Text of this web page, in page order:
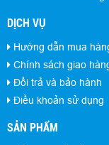
DỊCH VỤ
Hướng dẫn mua
Chính sách giao
Đổi trả và bảo hành
Điều khoản sử dụng
SẢN PHẨM